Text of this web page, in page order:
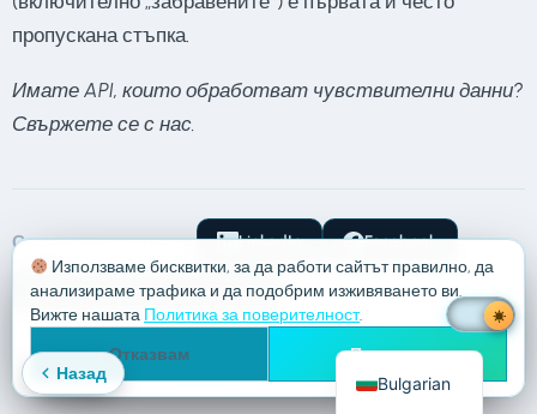
пропускана стъпка.
Имате API, които обработват чувствителни данни?
Свържете се с нас.
Споделете статията: LinkedIn Facebook
X Копирай Връзка
All rights reserved
Политика за поверителност
Назад
Използваме бисквитки, за да работи сайтът правилно, да
анализираме трафика и да подобрим изживяването ви.
Вижте нашата Политика за поверителност.
Отказвам Приемам
Bulgarian